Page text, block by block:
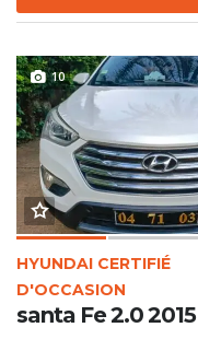
10
HYUNDAI CERTIFIÉ
D'OCCASION
santa Fe 2.0 2015